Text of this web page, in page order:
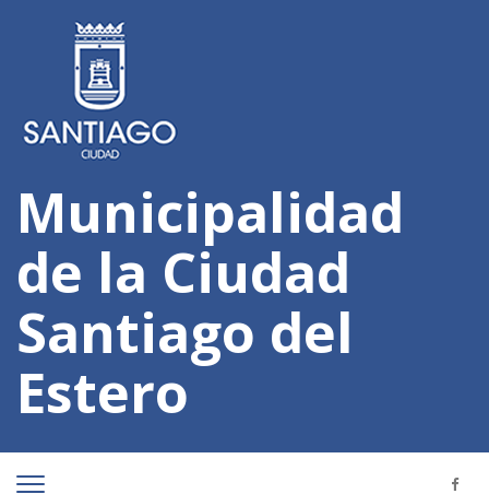
Municipalidad
de la Ciudad
Santiago del
Estero